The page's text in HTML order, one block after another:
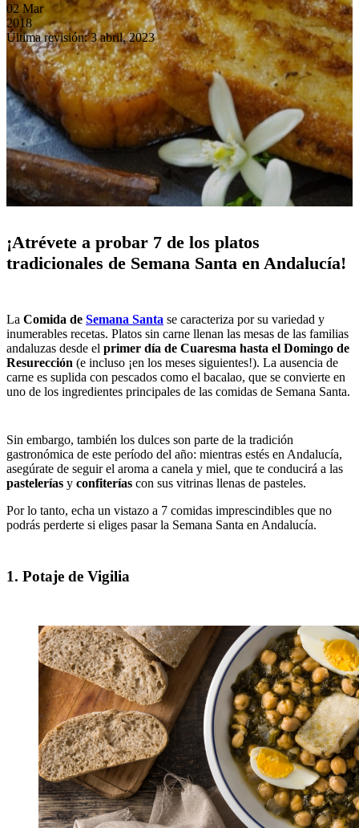
02 Mar
2018
Última revisión: 3 abril, 2023
¡Atrévete a probar 7 de los platos
tradicionales de Semana Santa en Andalucía!
La Comida de Semana Santa se caracteriza por su variedad y
inumerables recetas. Platos sin carne llenan las mesas de las familias
andaluzas desde el primer día de Cuaresma hasta el Domingo de
Resurección (e incluso ¡en los meses siguientes!). La ausencia de
carne es suplida con pescados como el bacalao, que se convierte en
uno de los ingredientes principales de las comidas de Semana Santa.
Sin embargo, también los dulces son parte de la tradición
gastronómica de este período del año: mientras estés en Andalucía,
asegúrate de seguir el aroma a canela y miel, que te conducirá a las
pastelerías y confiterías con sus vitrinas llenas de pasteles.
Por lo tanto, echa un vistazo a 7 comidas imprescindibles que no
podrás perderte si eliges pasar la Semana Santa en Andalucía.
1. Potaje de Vigilia